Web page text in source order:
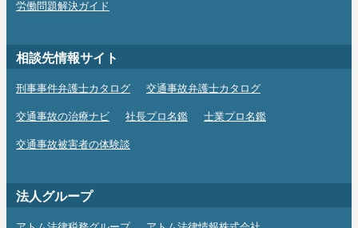
労働問題解決ガイド
相談先情報サイト
刑事事件弁護士カタログ 交通事故弁護士カタログ
交通事故の治療ナビ 社長プロ名鑑 士業プロ名鑑
交通事故被害者の体験談
法人グループ